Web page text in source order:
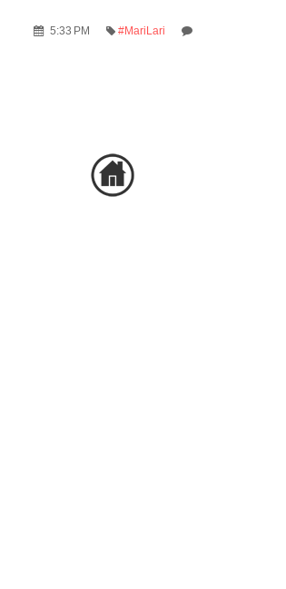
5:33 PM #MariLari